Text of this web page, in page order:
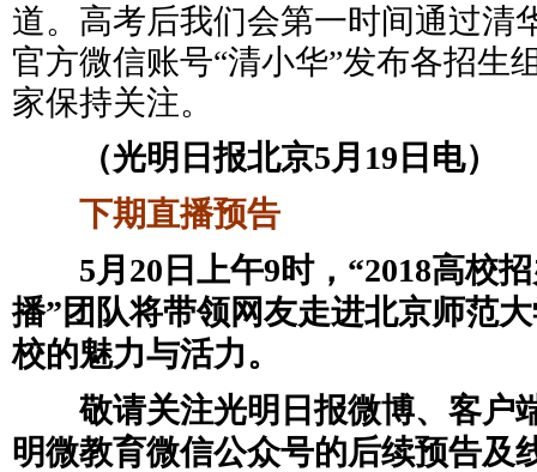
道。高考后我们会第一时间通过清
官方微信账号“清小华”发布各招生
家保持关注。
（光明日报北京5月19日电）
下期直播预告
5月20日上午9时，“2018高校招
播”团队将带领网友走进北京师范
校的魅力与活力。
敬请关注光明日报微博、客户
明微教育微信公众号的后续预告及